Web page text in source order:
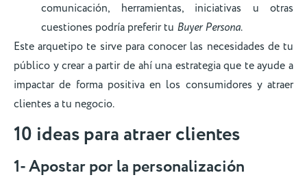
comunicación, herramientas, iniciativas u otras
cuestiones podría preferir tu Buyer Persona.
Este arquetipo te sirve para conocer las necesidades de tu
público y crear a partir de ahí una estrategia que te ayude a
impactar de forma positiva en los consumidores y atraer
clientes a tu negocio.
10 ideas para atraer clientes
1- Apostar por la personalización